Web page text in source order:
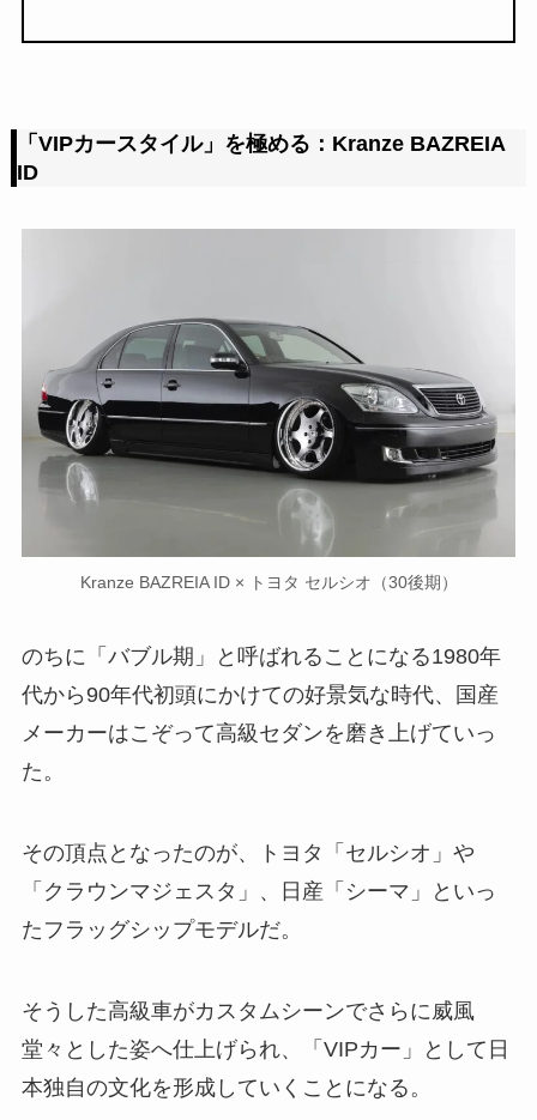
「VIPカースタイル」を極める：Kranze BAZREIA
ID
Kranze BAZREIA ID × トヨタ セルシオ（30後期）
のちに「バブル期」と呼ばれることになる1980年
代から90年代初頭にかけての好景気な時代、国産
メーカーはこぞって高級セダンを磨き上げていっ
た。
その頂点となったのが、トヨタ「セルシオ」や
「クラウンマジェスタ」、日産「シーマ」といっ
たフラッグシップモデルだ。
そうした高級車がカスタムシーンでさらに威風
堂々とした姿へ仕上げられ、「VIPカー」として日
本独自の文化を形成していくことになる。